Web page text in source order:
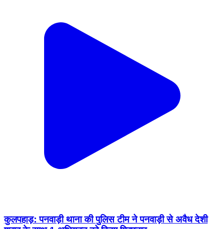
कुलपहाड़: पनवाड़ी थाना की पुलिस टीम ने पनवाड़ी से अवैध देशी